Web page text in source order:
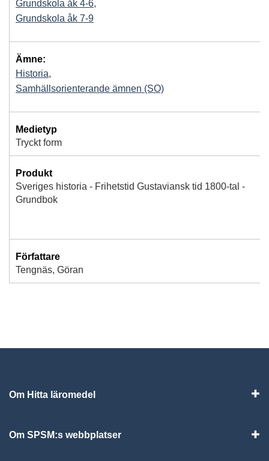
Grundskola åk 4-6,
Grundskola åk 7-9
Ämne:
Historia,
Samhällsorienterande ämnen (SO)
Medietyp
Tryckt form
Produkt
Sveriges historia - Frihetstid Gustaviansk tid 1800-tal -
Grundbok
Författare
Tengnäs, Göran
Om Hitta läromedel
Om SPSM:s webbplatser